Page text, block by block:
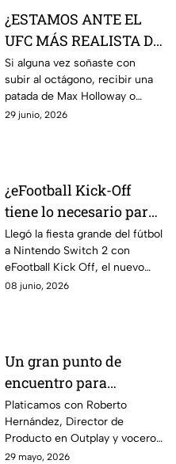
¿ESTAMOS ANTE EL
UFC MÁS REALISTA DE
LA HISTORIA? EA
Sports UFC 6 | AZE
Review
Si alguna vez soñaste con
subir al octágono, recibir una
patada de Max Holloway o
Islam Makhachev y sobrevivir
29 junio, 2026
¿eFootball Kick-Off
tiene lo necesario para
marcar el gol de la
temporada? | AZE
Review
Llegó la fiesta grande del fútbol
a Nintendo Switch 2 con
eFootball Kick Off, el nuevo
juego de Konami que busca
08 junio, 2026
Un gran punto de
encuentro para
conectar con más
gamers | Entrevista con
Roberto Hernández
Platicamos con Roberto
Hernández, Director de
Producto en Outplay y vocero
de Alternia, sobre el
29 mayo, 2026